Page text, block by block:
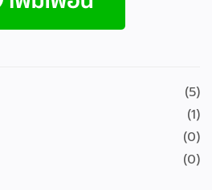
(5)
(1)
(0)
(0)